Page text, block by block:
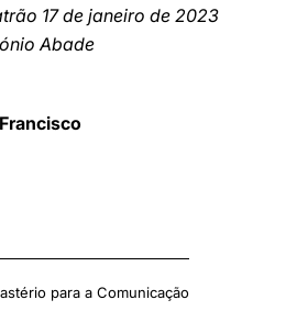
17 de janeiro de 2023
Abade
Francisco
para a Comunicação